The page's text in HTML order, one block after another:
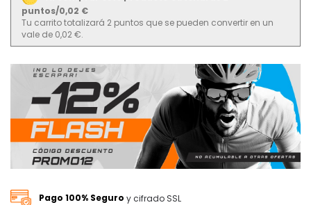
puntos/0,02 €
Tu carrito totalizará 2 puntos que se pueden convertir en un
vale de 0,02 €.
Pago 100% Seguro y cifrado SSL